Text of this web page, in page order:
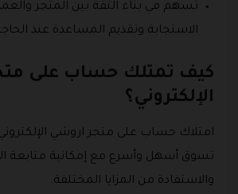
تسهم في بناء الثقة بين المتجر
الاستجابة وتقديم المساعدة عند
كيف تمتلك حساب على
الإلكتروني؟
امتلاك حساب على متجر اروشي
تسوق أسهل وأسرع مع إمكانية متابعة
والاستفادة من المزايا المختلفة.